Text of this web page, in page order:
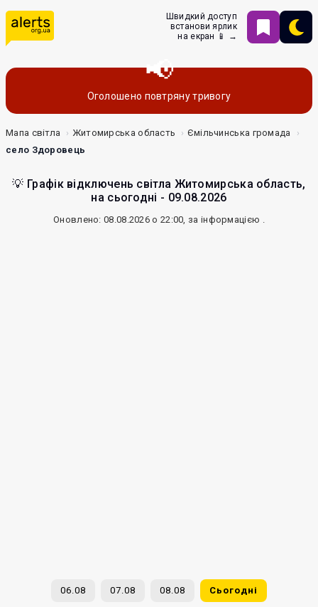
Швидкий доступ
встанови ярлик
на екран 📱 →
Оголошено повтряну тривогу
Мапа світла Житомирська область
Ємільчинська громада
село Здоровець
💡 Графік відключень світла Житомирська область,
на сьогодні - 09.08.2026
Оновлено: 08.08.2026 о 22:00, за інформацією .
06.08 07.08 08.08 Сьогодні